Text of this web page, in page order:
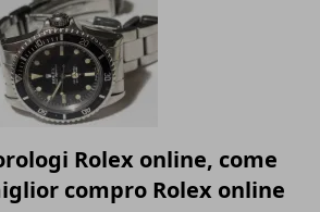
Rolex online, come
compro Rolex online